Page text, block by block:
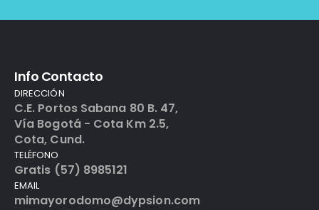
Info Contacto
DIRECCIÓN
C.E. Portos Sabana 80 B. 47,
Vía Bogotá - Cota Km 2.5,
Cota, Cund.
TELÉFONO
Gratis (57) 8985121
EMAIL
mimayorodomo@dypsion.com